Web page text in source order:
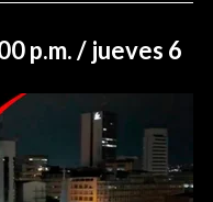
p.m. / jueves 6